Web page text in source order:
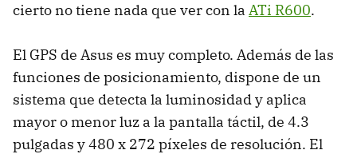
cierto no tiene nada que ver con la ATi R600.
El GPS de Asus es muy completo. Además de las
funciones de posicionamiento, dispone de un
sistema que detecta la luminosidad y aplica
mayor o menor luz a la pantalla táctil, de 4.3
pulgadas y 480 x 272 píxeles de resolución. El